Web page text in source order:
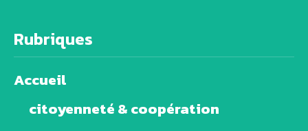
Rubriques
Accueil
citoyenneté & coopération